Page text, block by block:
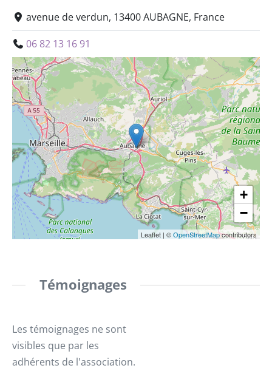
avenue de verdun, 13400 AUBAGNE, France
06 82 13 16 91
+
−
Leaflet | ©OpenStreetMapcontributors
Témoignages
Les témoignages ne sont
visibles que par les
adhérents de l'association.